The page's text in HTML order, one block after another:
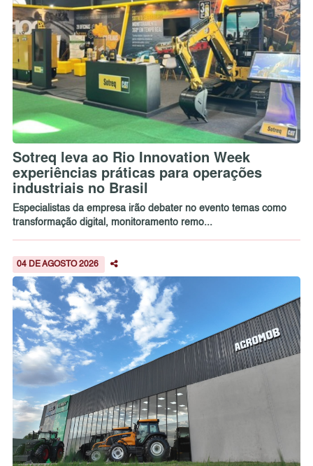
Sotreq leva ao Rio Innovation Week
experiências práticas para operações
industriais no Brasil
Especialistas da empresa irão debater no evento temas como
transformação digital, monitoramento remo...
04 DE AGOSTO 2026